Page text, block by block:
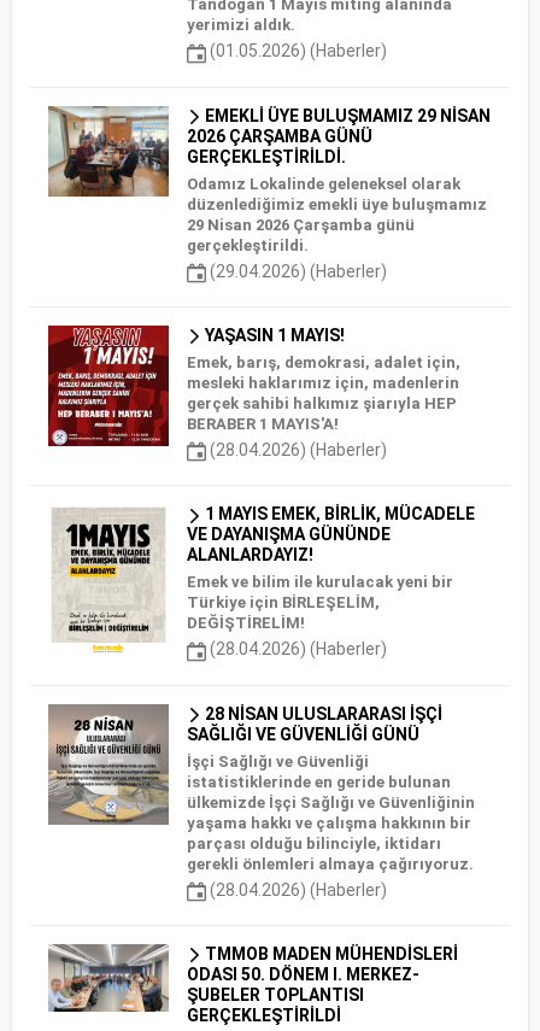
Tandoğan 1 Mayıs miting alanında
yerimizi aldık.
(01.05.2026) (Haberler)
EMEKLİ ÜYE BULUŞMAMIZ 29 NİSAN
2026 ÇARŞAMBA GÜNÜ
GERÇEKLEŞTİRİLDİ.
Odamız Lokalinde geleneksel olarak
düzenlediğimiz emekli üye buluşmamız
29 Nisan 2026 Çarşamba günü
gerçekleştirildi.
(29.04.2026) (Haberler)
YAŞASIN 1 MAYIS!
Emek, barış, demokrasi, adalet için,
mesleki haklarımız için, madenlerin
gerçek sahibi halkımız şiarıyla HEP
BERABER 1 MAYIS'A!
(28.04.2026) (Haberler)
1 MAYIS EMEK, BİRLİK, MÜCADELE
VE DAYANIŞMA GÜNÜNDE
ALANLARDAYIZ!
Emek ve bilim ile kurulacak yeni bir
Türkiye için BİRLEŞELİM,
DEĞİŞTİRELİM!
(28.04.2026) (Haberler)
28 NİSAN ULUSLARARASI İŞÇİ
SAĞLIĞI VE GÜVENLİĞİ GÜNÜ
İşçi Sağlığı ve Güvenliği
istatistiklerinde en geride bulunan
ülkemizde İşçi Sağlığı ve Güvenliğinin
yaşama hakkı ve çalışma hakkının bir
parçası olduğu bilinciyle, iktidarı
gerekli önlemleri almaya çağırıyoruz.
(28.04.2026) (Haberler)
TMMOB MADEN MÜHENDİSLERİ
ODASI 50. DÖNEM I. MERKEZ-
ŞUBELER TOPLANTISI
GERÇEKLEŞTİRİLDİ